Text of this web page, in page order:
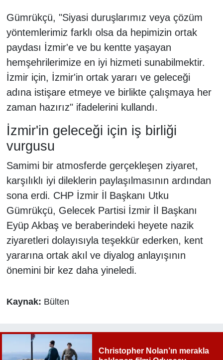
Gümrükçü, "Siyasi duruşlarımız veya çözüm
yöntemlerimiz farklı olsa da hepimizin ortak
paydası İzmir'e ve bu kentte yaşayan
hemşehrilerimize en iyi hizmeti sunabilmektir.
İzmir için, İzmir'in ortak yararı ve geleceği
adına istişare etmeye ve birlikte çalışmaya her
zaman hazırız" ifadelerini kullandı.
İzmir'in geleceği için iş birliği
vurgusu
Samimi bir atmosferde gerçekleşen ziyaret,
karşılıklı iyi dileklerin paylaşılmasının ardından
sona erdi. CHP İzmir İl Başkanı Utku
Gümrükçü, Gelecek Partisi İzmir İl Başkanı
Eyüp Akbaş ve beraberindeki heyete nazik
ziyaretleri dolayısıyla teşekkür ederken, kent
yararına ortak akıl ve diyalog anlayışının
önemini bir kez daha yineledi.
Kaynak: Bülten
Christopher Nolan’ın merakla